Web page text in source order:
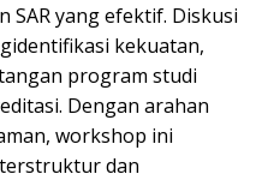
SAR yang efektif. Diskusi
kekuatan,
program studi
Dengan arahan
workshop ini
dan